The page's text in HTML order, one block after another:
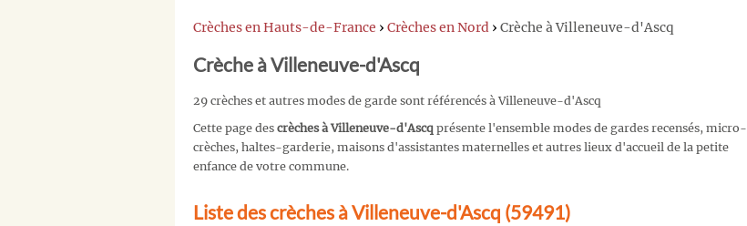
Crèches en Hauts-de-France › Crèches en Nord › Crèche à Villeneuve-d'Ascq
Crèche à Villeneuve-d'Ascq
29 crèches et autres modes de garde sont référencés à Villeneuve-d'Ascq
Cette page des crèches à Villeneuve-d'Ascq présente l'ensemble modes de gardes recensés, micro-
crèches, haltes-garderie, maisons d'assistantes maternelles et autres lieux d'accueil de la petite
enfance de votre commune.
Liste des crèches à Villeneuve-d'Ascq (59491)